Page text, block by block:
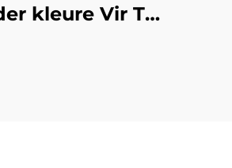
kleure Vir T-